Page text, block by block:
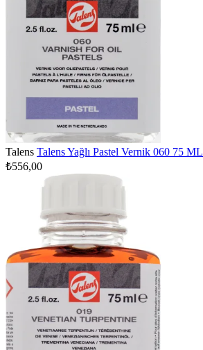
Talens Talens Yağlı Pastel Vernik 060 75 ML
₺556,00